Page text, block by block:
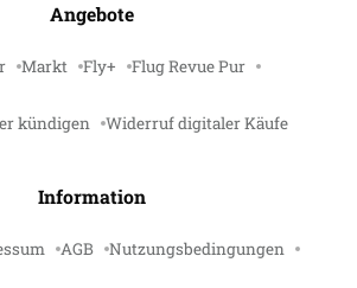
Angebote
Markt Fly+ Flug Revue Pur
kündigen Widerruf digitaler Käufe
Information
AGB Nutzungsbedingungen